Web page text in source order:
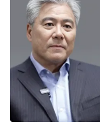
创始人及首席执行官